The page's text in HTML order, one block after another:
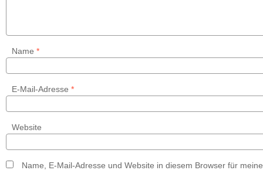
Name *
E-Mail-Adresse *
Website
Name, E-Mail-Adresse und Website in diesem Browser für